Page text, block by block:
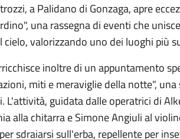
a Palidano di Gonzaga, apre
una rassegna di eventi che
cielo, valorizzando uno dei luoghi più
inoltre di un appuntamento
miti e meraviglie della notte",
L'attività, guidata dalle operatrici di
alla chitarra e Simone Angiuli al
sdraiarsi sull'erba, repellente per